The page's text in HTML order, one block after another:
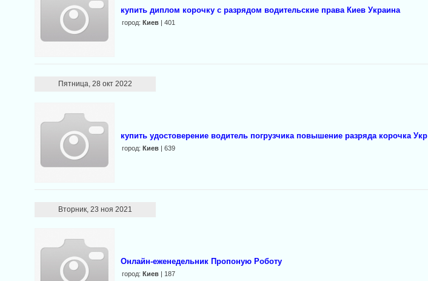
купить диплом корочку с разрядом водительские права Киев Украина
город:Киев | 401
Пятница, 28 окт 2022
купить удостоверение водитель погрузчика повышение разряда корочка Укр
город:Киев | 639
Вторник, 23 ноя 2021
Онлайн-еженедельник Пропоную Роботу
город:Киев | 187